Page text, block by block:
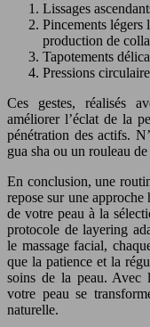
Lissages
Pincements légers
production de
Tapotements
Pressions
Ces gestes, réalisés
améliorer l’éclat de la
pénétration des actifs.
gua sha ou un rouleau
En conclusion, une
repose sur une approche
de votre peau à la
protocole de layering
le massage facial,
que la patience et la
soins de la peau. Avec
votre peau se
naturelle.